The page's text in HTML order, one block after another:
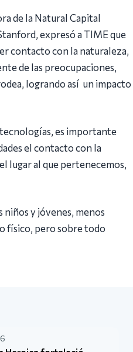
de la Natural Capital
expresó a TIME que
contacto con la naturaleza,
de las preocupaciones,
logrando así un impacto
es importante
el contacto con la
lugar al que pertenecemos,
niños y jóvenes, menos
físico, pero sobre todo